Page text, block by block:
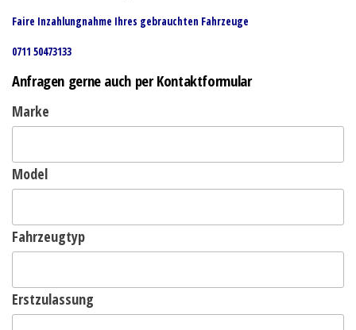
Faire Inzahlungnahme Ihres gebrauchten Fahrzeuge
0711 50473133
Anfragen gerne auch per Kontaktformular
Marke
Model
Fahrzeugtyp
Erstzulassung